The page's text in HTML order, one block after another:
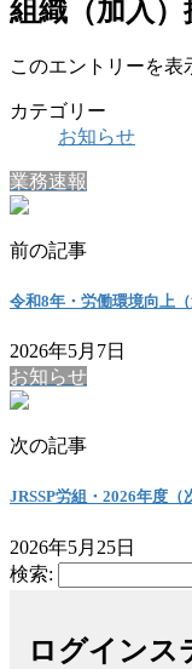
組織（加入
このエントリーを表
カテゴリー
お知らせ
業務速報
前の記事
令和8年・労働環境向上（
2026年5月7日
お知らせ
次の記事
JRSSP労組・2026年度
2026年5月25日
検索:
ログインス